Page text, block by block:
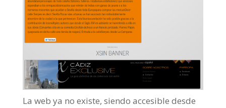
La web ya no existe, siendo accesible desde